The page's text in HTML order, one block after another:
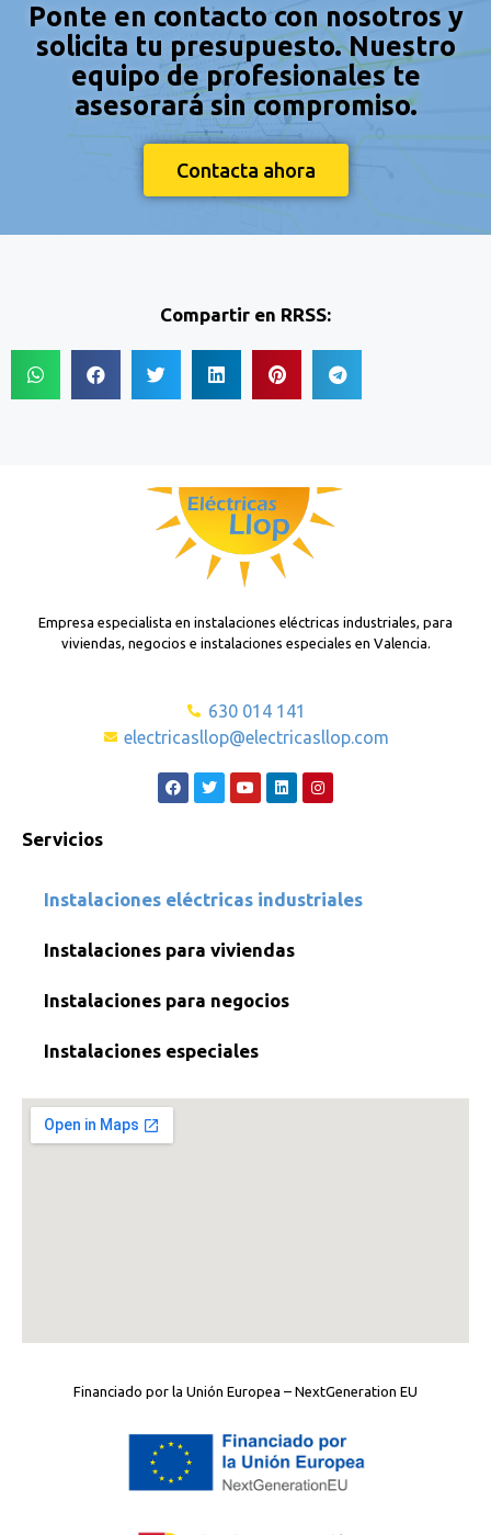
Ponte en contacto con nosotros y
solicita tu presupuesto. Nuestro
equipo de profesionales te
asesorará sin compromiso.
Contacta ahora
Compartir en RRSS:
Empresa especialista en instalaciones eléctricas industriales, para
viviendas, negocios e instalaciones especiales en Valencia.
630 014 141
electricasllop@electricasllop.com
Servicios
Instalaciones eléctricas industriales
Instalaciones para viviendas
Instalaciones para negocios
Instalaciones especiales
Financiado por la Unión Europea – NextGeneration EU